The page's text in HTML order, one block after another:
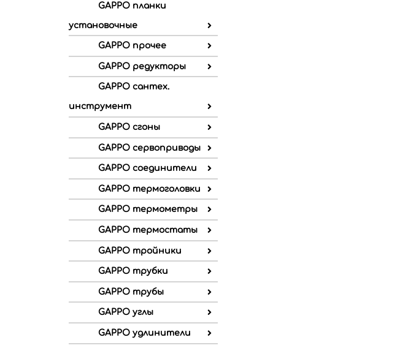
GAPPO планки
установочные
GAPPO прочее
GAPPO редукторы
GAPPO сантех.
инструмент
GAPPO сгоны
GAPPO сервоприводы
GAPPO соединители
GAPPO термоголовки
GAPPO термометры
GAPPO термостаты
GAPPO тройники
GAPPO трубки
GAPPO трубы
GAPPO углы
GAPPO удлинители